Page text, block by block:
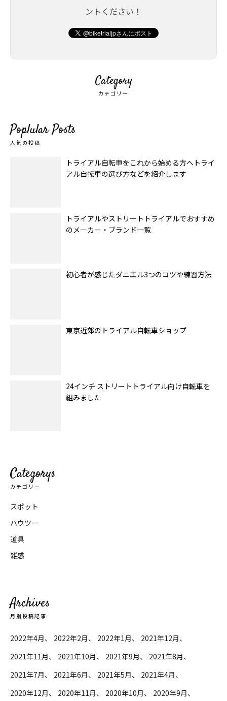
ントください！
Category
カテゴリー
Poplular Posts
人気の投稿
トライアル自転車をこれから始める方へトライ
アル自転車の選び方などを紹介します
トライアルやストリートトライアルでおすすめ
のメーカー・ブランド一覧
初心者が感じたダニエル3つのコツや練習方法
東京近郊のトライアル自転車ショップ
24インチ ストリートトライアル向け自転車を
組みました
Categorys
カテゴリー
スポット
ハウツー
道具
雑感
Archives
月別投稿記事
2022年4月 2022年2月 2022年1月
2021年12月
2021年11月
2021年10月 2021年9月
2021年8月
2021年7月
2021年6月 2021年5月
2021年4月
2020年12月
2020年11月 2020年10月 2020年9月